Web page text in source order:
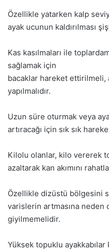
Özellikle yatarken kalp
ayak ucunun kaldırılması
Kas kasılmaları ile
sağlamak için
bacaklar hareket ettirilmeli,
yapılmalıdır.
Uzun süre oturmak veya
artıracağı için sık sık
Kilolu olanlar, kilo vererek
azaltarak kan akımını
Özellikle dizüstü bölgesini
varislerin artmasına neden
giyilmemelidir.
Yüksek topuklu ayakkabılar